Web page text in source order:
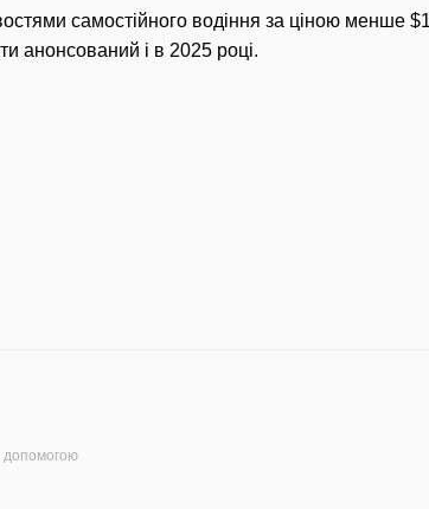
самостійного водіння за ціною менше
анонсований і в 2025 році.
допомогою